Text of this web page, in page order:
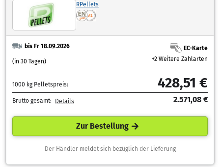
RPellets
bis Fr 18.09.2026
(in 30 Tagen)
EC-Karte
+2 Weitere Zahlarten
1000 kg Pelletspreis: 428,51 €
Brutto gesamt: Details 2.571,08 €
Zur Bestellung
Der Händler meldet sich bezüglich der Lieferung